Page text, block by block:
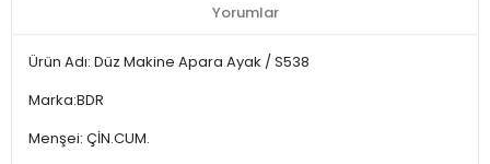
Yorumlar
Ürün Adı: Düz Makine Apara Ayak / S538
Marka:BDR
Menşei: ÇİN.CUM.